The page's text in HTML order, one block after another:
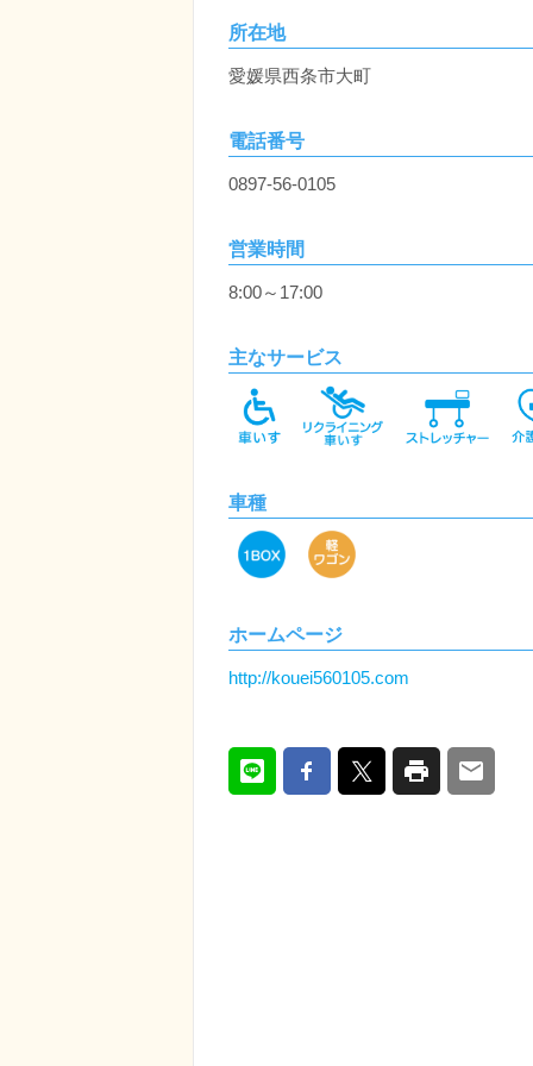
所在地
愛媛県西条市大町
電話番号
0897-56-0105
営業時間
8:00～17:00
主なサービス
車種
ホームページ
http://kouei560105.com